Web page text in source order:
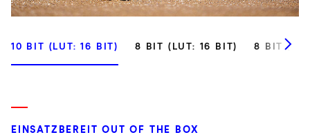
10 BIT (LUT: 16 BIT) 8 BIT (LUT: 16 BIT) 8 BIT
EINSATZBEREIT OUT OF THE BOX